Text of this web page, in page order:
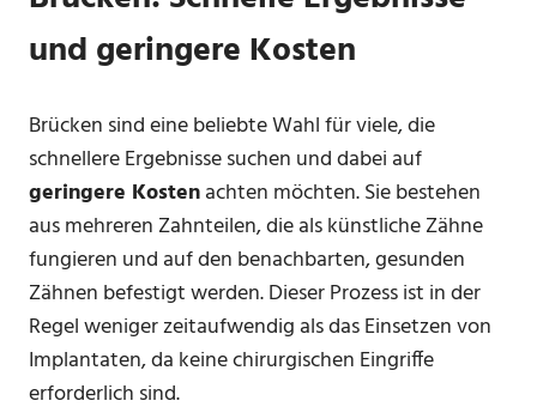
und geringere Kosten
Brücken sind eine beliebte Wahl für viele, die
schnellere Ergebnisse suchen und dabei auf
geringere Kostenachten möchten. Sie bestehen
aus mehreren Zahnteilen, die als künstliche Zähne
fungieren und auf den benachbarten, gesunden
Zähnen befestigt werden. Dieser Prozess ist in der
Regel weniger zeitaufwendig als das Einsetzen von
Implantaten, da keine chirurgischen Eingriffe
erforderlich sind.